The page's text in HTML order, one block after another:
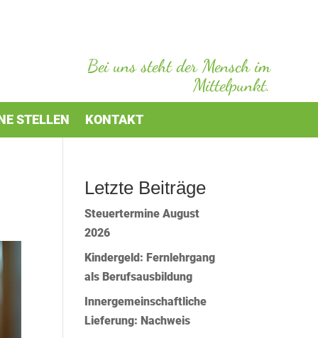
Bei uns steht der Mensch im
Mittelpunkt.
STELLEN KONTAKT
Letzte Beiträge
Steuertermine August
2026
Kindergeld: Fernlehrgang
als Berufsausbildung
Innergemeinschaftliche
Lieferung: Nachweis